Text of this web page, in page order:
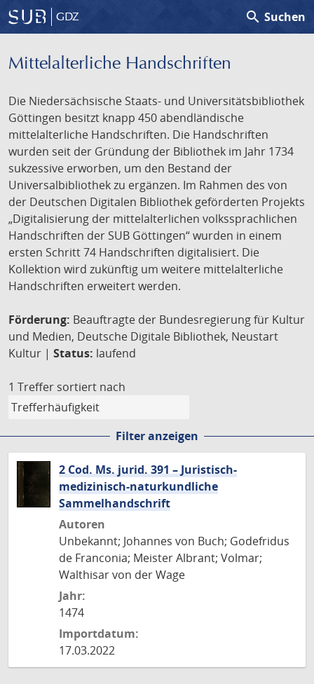
GDZ search Suchen
Mittelalterliche Handschriften
Die Niedersächsische Staats- und Universitätsbibliothek
Göttingen besitzt knapp 450 abendländische
mittelalterliche Handschriften. Die Handschriften
wurden seit der Gründung der Bibliothek im Jahr 1734
sukzessive erworben, um den Bestand der
Universalbibliothek zu ergänzen. Im Rahmen des von
der Deutschen Digitalen Bibliothek geförderten Projekts
„Digitalisierung der mittelalterlichen volkssprachlichen
Handschriften der SUB Göttingen“ wurden in einem
ersten Schritt 74 Handschriften digitalisiert. Die
Kollektion wird zukünftig um weitere mittelalterliche
Handschriften erweitert werden.
Förderung: Beauftragte der Bundesregierung für Kultur
und Medien, Deutsche Digitale Bibliothek, Neustart
Kultur | Status: laufend
1 Treffer sortiert nach
Filter anzeigen
2 Cod. Ms. jurid. 391 – Juristisch-
medizinisch-naturkundliche
Sammelhandschrift
Autoren
Unbekannt; Johannes von Buch; Godefridus
de Franconia; Meister Albrant; Volmar;
Walthisar von der Wage
Jahr:
1474
Importdatum:
17.03.2022